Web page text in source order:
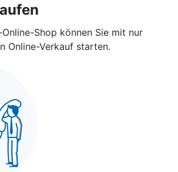
Shop können Sie mit nur
Online-Verkauf starten.